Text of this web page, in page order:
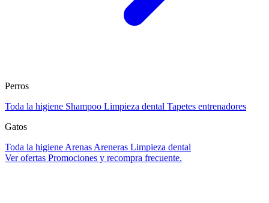
Perros
Toda la higiene Shampoo Limpieza dental Tapetes entrenadores
Gatos
Toda la higiene Arenas Areneras Limpieza dental
Ver ofertas Promociones y recompra frecuente.